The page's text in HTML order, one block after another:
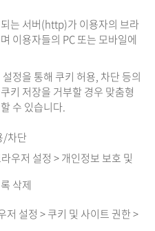
는 서버(http)가 이용자의 브라
이용자들의 PC 또는 모바일에
정을 통해 쿠키 허용, 차단 등의
키 저장을 거부할 경우 맞춤형
수 있습니다.
/차단
우저 설정 > 개인정보 보호 및
삭제
저 설정 > 쿠키 및 사이트 권한 >